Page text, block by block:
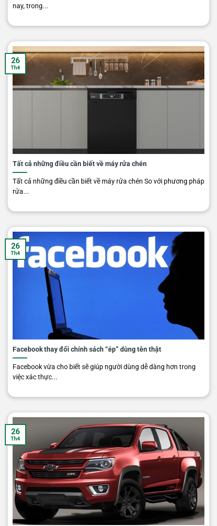
nay, trong...
Tất cả những điều cần biết về máy rửa chén
Tất cả những điều cần biết về máy rửa chén So với phương pháp
rửa...
26
Th4
Facebook thay đổi chính sách “ép” dùng tên thật
Facebook vừa cho biết sẽ giúp người dùng dễ dàng hơn trong
việc xác thực...
26
Th4
26
Th4